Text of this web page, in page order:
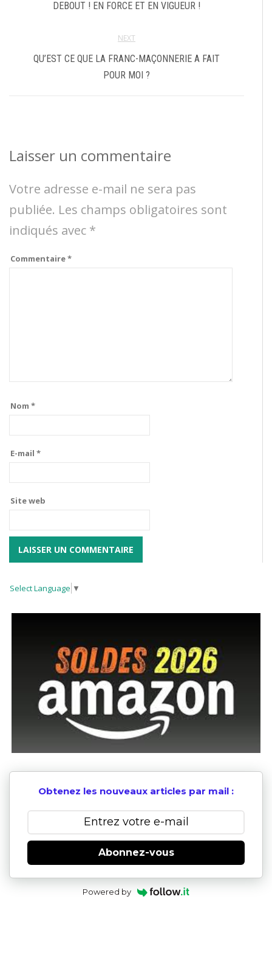
DEBOUT ! EN FORCE ET EN VIGUEUR !
NEXT
QU’EST CE QUE LA FRANC-MAÇONNERIE A FAIT
POUR MOI ?
Laisser un commentaire
Votre adresse e-mail ne sera pas
publiée. Les champs obligatoires sont
indiqués avec *
Commentaire*
Nom *
E-mail *
Site web
Select Language ▼
Obtenez les nouveaux articles par mail :
Abonnez-vous
Powered by